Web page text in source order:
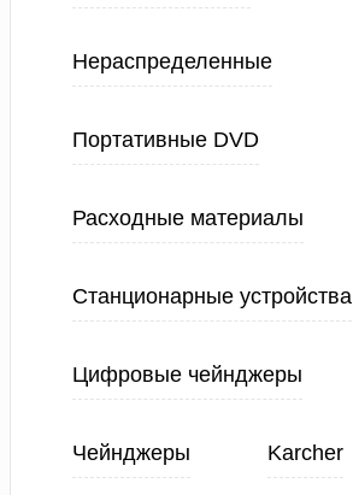
Нераспределенные
Портативные DVD
Расходные материалы
Станционарные устройства
Цифровые чейнджеры
Чейнджеры Karcher